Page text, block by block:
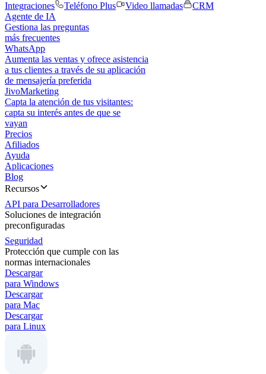
Integraciones
Teléfono Plus Video llamadas
CRM
Agente de IA
Gestiona las preguntas
más frecuentes
WhatsApp
Aumenta las ventas y ofrece asistencia
a tus clientes a través de su aplicación
de mensajería preferida
JivoMarketing
Capta la atención de tus visitantes:
capta su interés antes de que se
vayan
Precios
Afiliados
Ayuda
Aplicaciones
Blog
Recursos
API para Desarrolladores
Soluciones de integración
preconfiguradas
Seguridad
Protección que cumple con las
normas internacionales
Descargar
para Windows
Descargar
para Mac
Descargar
para Linux